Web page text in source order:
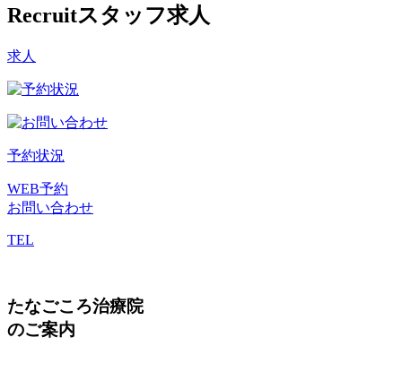
Recruitスタッフ求人
求人
予約状況
WEB予約
お問い合わせ
TEL
たなごころ治療院
のご案内